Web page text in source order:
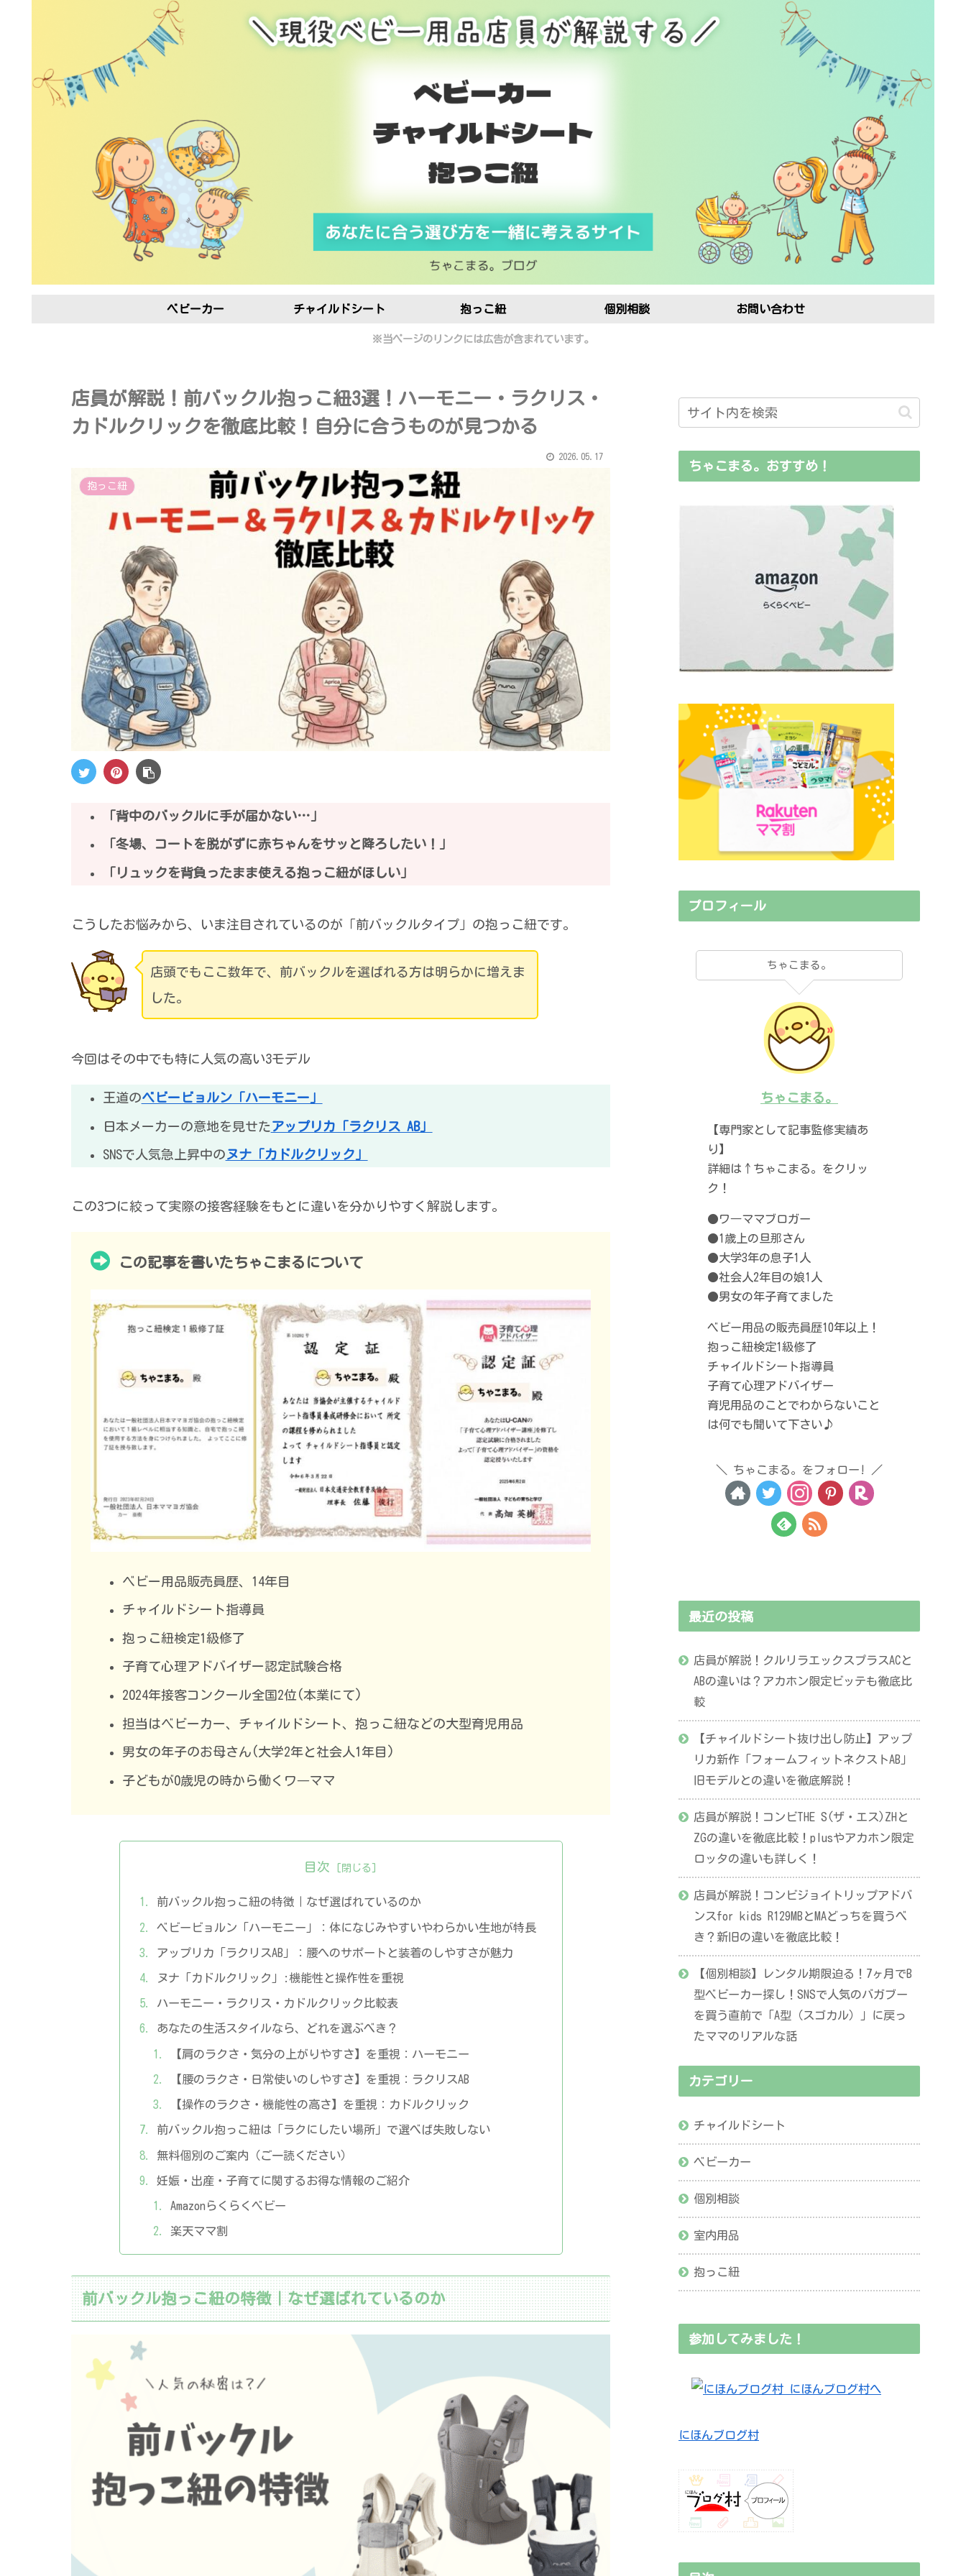
ベビーカー チャイルドシート 抱っこ紐 個別相談 お問い合わせ
※当ページのリンクには広告が含まれています。
店員が解説！前バックル抱っこ紐3選！ハーモニー・ラクリス・
カドルクリックを徹底比較！自分に合うものが見つかる
2026.05.17
抱っこ紐
「背中のバックルに手が届かない…」
「冬場、コートを脱がずに赤ちゃんをサッと降ろしたい！」
「リュックを背負ったまま使える抱っこ紐がほしい」
こうしたお悩みから、いま注目されているのが「前バックルタイプ」の抱っこ紐です。
店頭でもここ数年で、前バックルを選ばれる方は明らかに増えま
した。
今回はその中でも特に人気の高い3モデル
王道のベビービョルン「ハーモニー」
日本メーカーの意地を見せた アップリカ「ラクリス AB」
SNSで人気急上昇中の ヌナ「カドルクリック」
この3つに絞って実際の接客経験をもとに違いを分かりやすく解説します。
この記事を書いたちゃこまるについて
ベビー用品販売員歴、14年目
チャイルドシート指導員
抱っこ紐検定1級修了
子育て心理アドバイザー認定試験合格
2024年接客コンクール全国2位(本業にて)
担当はベビーカー、チャイルドシート、抱っこ紐などの大型育児用品
男女の年子のお母さん(大学2年と社会人1年目)
子どもが0歳児の時から働くワ―ママ
目次
前バックル抱っこ紐の特徴｜なぜ選ばれているのか
ベビービョルン「ハーモニー」：体になじみやすいやわらかい生地が特長
アップリカ「ラクリスAB」：腰へのサポートと装着のしやすさが魅力
ヌナ「カドルクリック」:機能性と操作性を重視
ハーモニー・ラクリス・カドルクリック比較表
あなたの生活スタイルなら、どれを選ぶべき？
【肩のラクさ・気分の上がりやすさ】を重視：ハーモニー
【腰のラクさ・日常使いのしやすさ】を重視：ラクリスAB
【操作のラクさ・機能性の高さ】を重視：カドルクリック
前バックル抱っこ紐は「ラクにしたい場所」で選べば失敗しない
無料個別のご案内（ご一読ください）
妊娠・出産・子育てに関するお得な情報のご紹介
Amazonらくらくベビー
楽天ママ割
前バックル抱っこ紐の特徴｜なぜ選ばれているのか
ちゃこまる。おすすめ！
プロフィール
ちゃこまる。
ちゃこまる。
【専門家として記事監修実績あ
り】
詳細は↑ちゃこまる。をクリッ
ク！
●ワ―ママブロガー
●1歳上の旦那さん
●大学3年の息子1人
●社会人2年目の娘1人
●男女の年子育てました
ベビー用品の販売員歴10年以上！
抱っこ紐検定1級修了
チャイルドシート指導員
子育て心理アドバイザー
育児用品のことでわからないこと
は何でも聞いて下さい♪
ちゃこまる。をフォロー!
最近の投稿
店員が解説！クルリラエックスプラスACと
ABの違いは？アカホン限定ビッテも徹底比
較
【チャイルドシート抜け出し防止】アップ
リカ新作「フォームフィットネクストAB」
旧モデルとの違いを徹底解説！
店員が解説！コンビTHE S(ザ・エス)ZHと
ZGの違いを徹底比較！plusやアカホン限定
ロッタの違いも詳しく！
店員が解説！コンビジョイトリップアドバ
ンスfor kids R129MBとMAどっちを買うべ
き？新旧の違いを徹底比較！
【個別相談】レンタル期限迫る！7ヶ月でB
型ベビーカー探し！SNSで人気のバガブー
を買う直前で「A型（スゴカル）」に戻っ
たママのリアルな話
カテゴリー
チャイルドシート
ベビーカー
個別相談
室内用品
抱っこ紐
参加してみました！
にほんブログ村